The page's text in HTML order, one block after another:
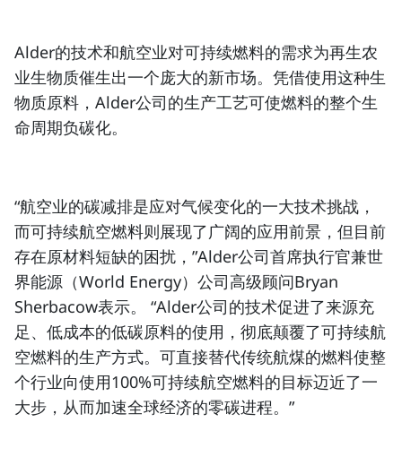
Alder的技术和航空业对可持续燃料的需求为再生农
业生物质催生出一个庞大的新市场。凭借使用这种生
物质原料，Alder公司的生产工艺可使燃料的整个生
命周期负碳化。
“航空业的碳减排是应对气候变化的一大技术挑战，
而可持续航空燃料则展现了广阔的应用前景，但目前
存在原材料短缺的困扰，”Alder公司首席执行官兼世
界能源（World Energy）公司高级顾问Bryan
Sherbacow表示。 “Alder公司的技术促进了来源充
足、低成本的低碳原料的使用，彻底颠覆了可持续航
空燃料的生产方式。可直接替代传统航煤的燃料使整
个行业向使用100%可持续航空燃料的目标迈近了一
大步，从而加速全球经济的零碳进程。”